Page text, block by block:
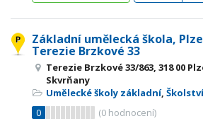
Základní umělecká škola,
Terezie Brzkové 33
Terezie Brzkové 33/863, 318 00
Skvrňany
Umělecké školy základní, Školství
0
(0 hodnocení)